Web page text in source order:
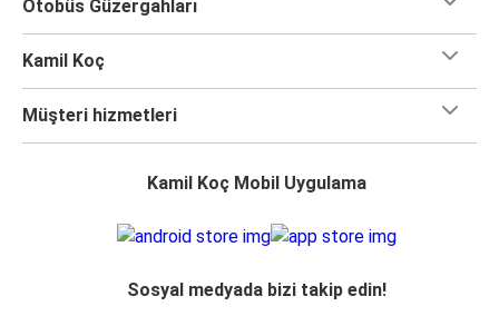
Otobüs Güzergahları
Kamil Koç
Müşteri hizmetleri
Kamil Koç Mobil Uygulama
Sosyal medyada bizi takip edin!